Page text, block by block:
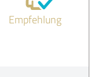
Empfehlung